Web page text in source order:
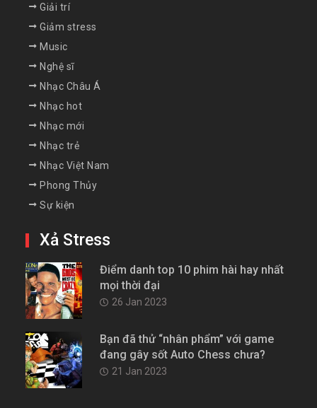
Giải trí
Giảm stress
Music
Nghệ sĩ
Nhạc Châu Á
Nhạc hot
Nhạc mới
Nhạc trẻ
Nhạc Việt Nam
Phong Thủy
Sự kiện
Xả Stress
Điểm danh top 10 phim hài hay nhất
mọi thời đại
26 Jan 2023
Bạn đã thử “nhân phẩm” với game
đang gây sốt Auto Chess chưa?
21 Jan 2023